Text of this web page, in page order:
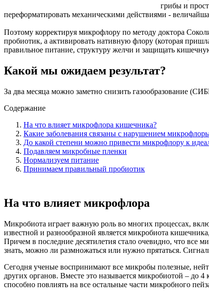
грибы и
переформатировать механическими действиями -
Поэтому корректируя микрофлору по методу доктора
пробиотик, а активировать нативную флору (которая
правильное питание, структуру желчи и защищать
Какой мы ожидаем результат?
За два месяца можно заметно снизить газообразование
Содержание
На что влияет микрофлора кишечника?
Какие заболевания связаны с нарушением
До какой степени можно привести микрофлору к
Подавляем микробные пленки
Нормализуем питание
Принимаем правильный пробиотик
На что влияет микрофлора
Микробиота играет важную роль во многих процессах,
известной и разнообразной является микробиота
Причем в последние десятилетия стало очевидно, что все
знать, можно ли размножаться или нужно прятаться.
Сегодня ученые воспринимают все микробы полезные,
других органов. Вместе это называется микробиотой – до
способно повлиять на все остальные части микробного